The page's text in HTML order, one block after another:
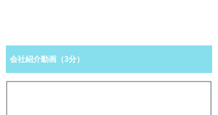
会社紹介動画（3分）